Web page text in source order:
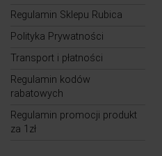
Regulamin Sklepu Rubica
Polityka Prywatności
Transport i płatności
Regulamin kodów
rabatowych
Regulamin promocji produkt
za 1zł